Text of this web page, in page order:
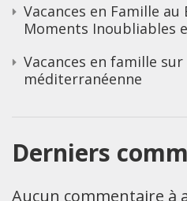
Vacances en Famille au
Moments Inoubliables
Vacances en famille
méditerranéenne
Derniers
Aucun commentaire à